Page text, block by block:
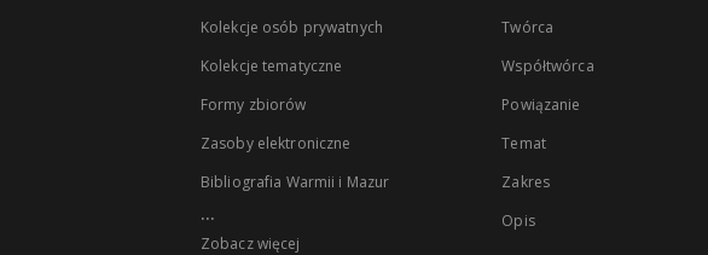
Kolekcje osób prywatnych
Kolekcje tematyczne
Formy zbiorów
Zasoby elektroniczne
Bibliografia Warmii i Mazur
...
Zobacz więcej
Twórca
Współtwórca
Powiązanie
Temat
Zakres
Opis